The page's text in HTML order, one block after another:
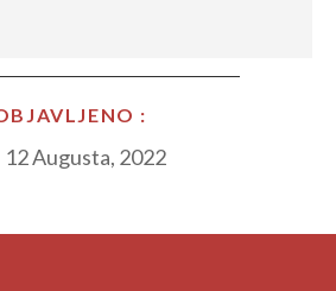
:
12 Augusta, 2022